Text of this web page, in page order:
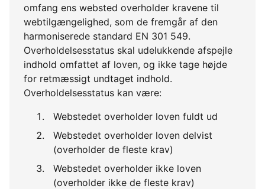
omfang ens websted overholder kravene til
webtilgængelighed, som de fremgår af den
harmoniserede standard EN 301 549.
Overholdelsesstatus skal udelukkende afspejle
indhold omfattet af loven, og ikke tage højde
for retmæssigt undtaget indhold.
Overholdelsesstatus kan være:
Webstedet overholder loven fuldt ud
Webstedet overholder loven delvist
(overholder de fleste krav)
Webstedet overholder ikke loven
(overholder ikke de fleste krav)